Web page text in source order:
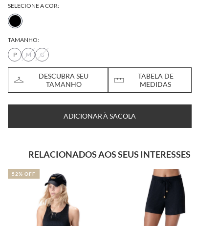
SELECIONE A COR:
TAMANHO:
P
M G
DESCUBRA SEU
TAMANHO
TABELA DE
MEDIDAS
ADICIONAR À SACOLA
RELACIONADOS AOS SEUS INTERESSES
52% OFF